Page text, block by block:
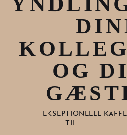
OG
EKSEPTIONELLE
TIL